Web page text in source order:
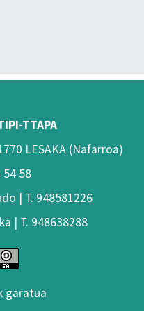
TTAPA
LESAKA (Nafarroa)
54 58
| T. 948581226
| T. 948638288
garatua